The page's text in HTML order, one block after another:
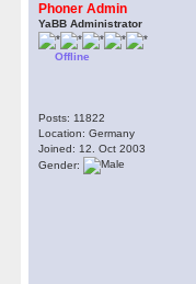
Phoner Admin
YaBB Administrator
Offline
Posts: 11822
Location: Germany
Joined: 12. Oct 2003
Gender: